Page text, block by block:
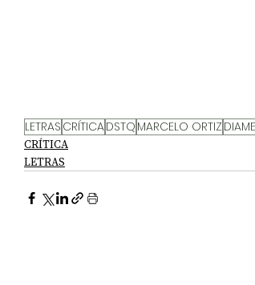
LETRAS CRÍTICADSTQ MARCELO ORTIZ
CRÍTICA
LETRAS